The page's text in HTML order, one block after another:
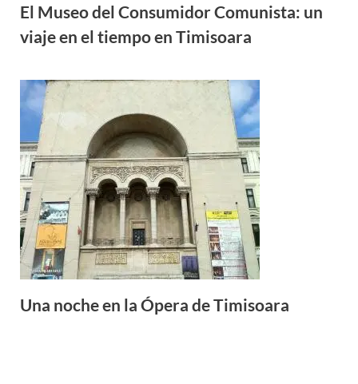
El Museo del Consumidor Comunista: un
viaje en el tiempo en Timisoara
Una noche en la Ópera de Timisoara